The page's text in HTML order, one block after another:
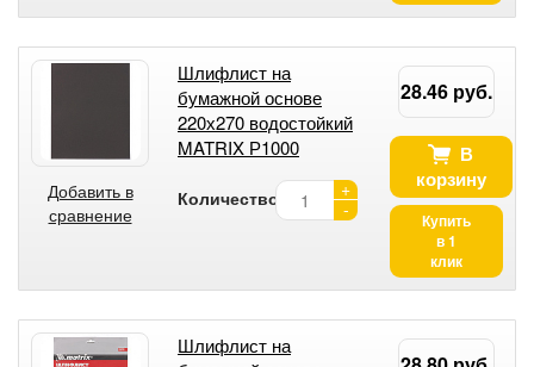
Добавить в
сравнение
Шлифлист на
бумажной основе
220х270 водостойкий
MATRIX Р1000
Количество:
+
-
28.46 руб.
В
корзину
Купить
в 1
клик
Шлифлист на